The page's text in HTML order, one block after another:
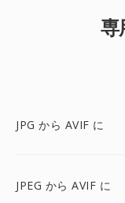
専
JPG から AVIF に
JPEG から AVIF に